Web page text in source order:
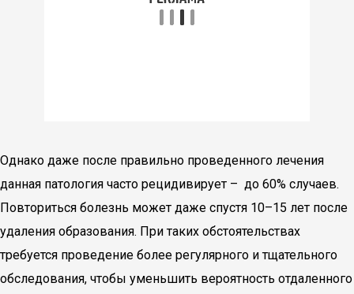
Однако даже после правильно проведенного лечения
данная патология часто рецидивирует – до 60% случаев.
Повториться болезнь может даже спустя 10–15 лет после
удаления образования. При таких обстоятельствах
требуется проведение более регулярного и тщательного
обследования, чтобы уменьшить вероятность отдаленного